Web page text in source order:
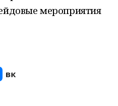
мероприятия